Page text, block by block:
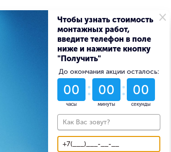
×
Чтобы узнать стоимость
монтажных работ,
введите телефон в поле
ниже и нажмите кнопку
"Получить"
До окончания акции осталось:
52
дни
15
часы
58
минуты